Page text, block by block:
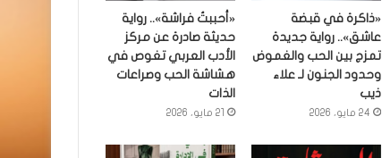
«ذاكرة في قبضة
عاشق».. رواية جديدة
تمزج بين الحب والغموض
وحدود الجنون لـ علاء
ذيب
24 مايو، 2026
«أحببتُ فراشة».. رواية
حديثة صادرة عن مركز
الأدب العربي تغوص في
هشاشة الحب وصراعات
الذات
21 مايو، 2026